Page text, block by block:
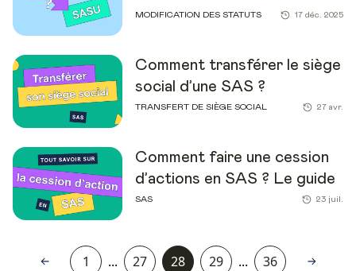
MODIFICATION DES STATUTS 17 déc. 2025
Comment transférer le siège
social d’une SAS ?
TRANSFERT DE SIÈGE SOCIAL 27 avr.
Comment faire une cession
d’actions en SAS ? Le guide
SAS 23 juil.
1 ... 27 28 29 ... 36